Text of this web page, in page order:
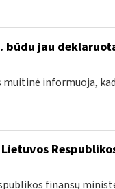
būdu jau
muitinė informuoja,
finansų